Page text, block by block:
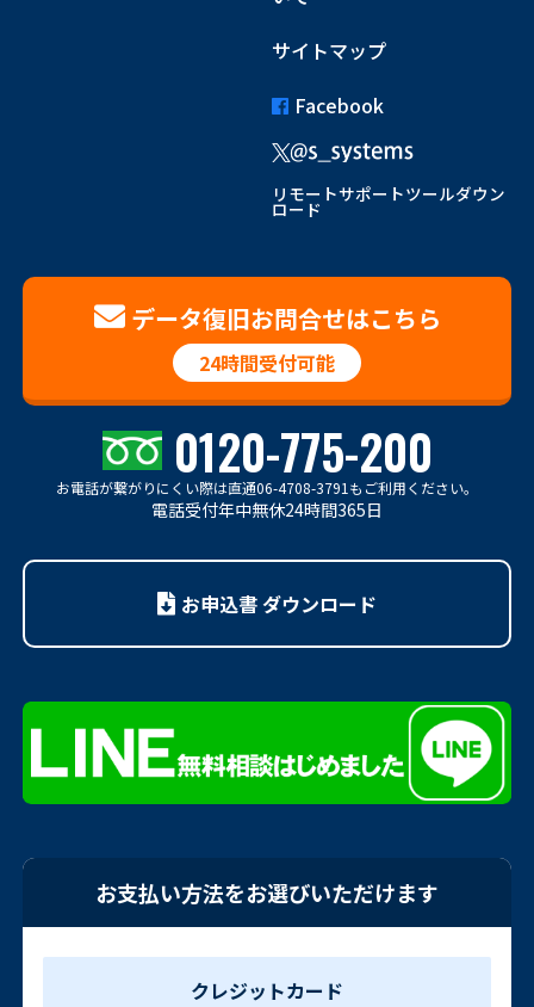
サイトマップ
Facebook
リモートサポートツールダウン
ロード
データ復旧お問合せはこちら
24時間受付可能
0120-775-200
お電話が繋がりにくい際は直通06-4708-3791もご利用ください。
電話受付年中無休24時間365日
お申込書 ダウンロード
お支払い方法をお選びいただけます
クレジットカード